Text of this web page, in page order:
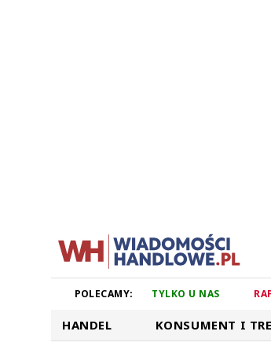
POLECAMY: TYLKO U NAS
HANDEL KONSUMENT I